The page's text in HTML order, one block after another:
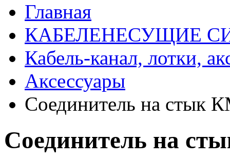
Главная
КАБЕЛЕНЕСУЩИЕ
Кабель-канал, лотки,
Аксессуары
Соединитель на стык
Соединитель на